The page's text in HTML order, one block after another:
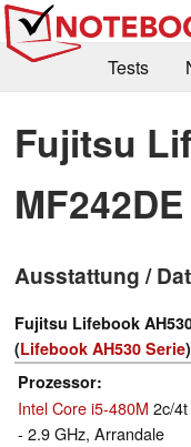
Tests
Kaufberatung
Forum
Fujitsu
MF242DE
Ausstattung /
Fujitsu Lifebook
(Lifebook AH530 Serie)
Prozessor
Intel Core i5-480M 2c/
- 2.9 GHz, Arrandale